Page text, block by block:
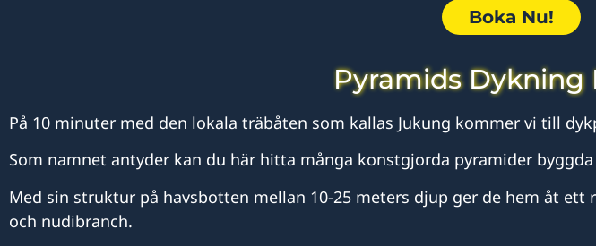
Boka Nu!
Pyramids Dykning
På 10 minuter med den lokala träbåten som kallas Jukung kommer vi till
Som namnet antyder kan du här hitta många konstgjorda pyramider
Med sin struktur på havsbotten mellan 10-25 meters djup ger de hem åt
och nudibranch.